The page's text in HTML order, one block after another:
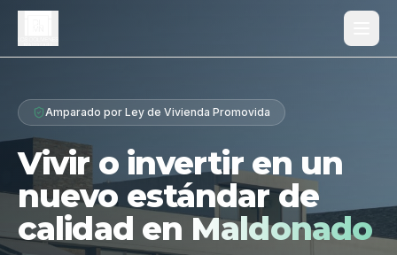
Proyecto
Diferenciales
Tipologías
Galería
Amparado por Ley de Vivienda Promovida
Vivir o invertir en un
nuevo estándar de
calidad en Maldonado